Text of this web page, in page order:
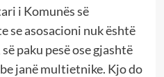
i Komunës së
se asosacioni nuk është
paku pesë ose gjashtë
janë multietnike. Kjo do